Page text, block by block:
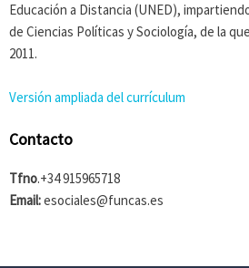
Educación a Distancia (UNED),
de Ciencias Políticas y Sociología, de la
2011.
Versión ampliada del currículum
Contacto
Tfno.+34 915965718
Email:esociales@funcas.es